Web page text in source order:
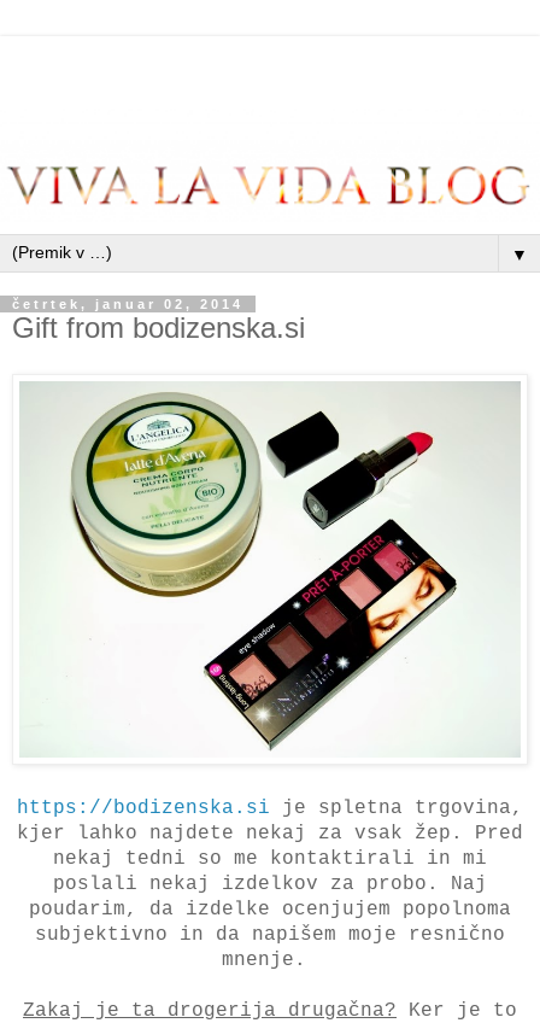
▼
četrtek, januar 02, 2014
Gift from bodizenska.si
https://bodizenska.si
je spletna trgovina,
kjer lahko najdete nekaj za vsak žep. Pred
nekaj tedni so me kontaktirali in mi
poslali nekaj izdelkov za probo. Naj
poudarim, da izdelke ocenjujem popolnoma
subjektivno in da napišem moje resnično
mnenje.
Zakaj je ta drogerija drugačna? Ker je to